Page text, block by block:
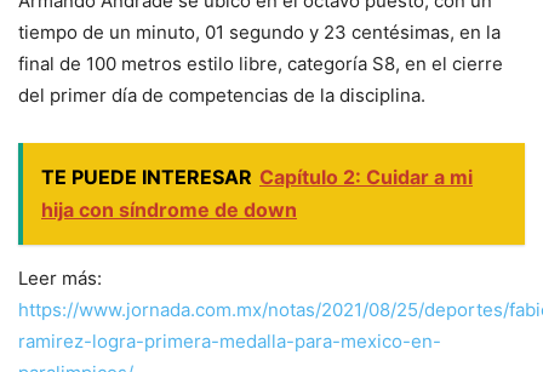
tiempo de un minuto, 01 segundo y 23 centésimas, en la
final de 100 metros estilo libre, categoría S8, en el cierre
del primer día de competencias de la disciplina.
TE PUEDE INTERESAR Capítulo 2: Cuidar a mi
hija con síndrome de down
Leer más:
https://www.jornada.com.mx/notas/2021/08/25/deportes/
ramirez-logra-primera-medalla-para-mexico-en-